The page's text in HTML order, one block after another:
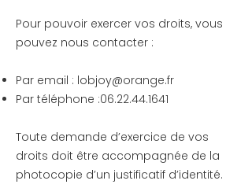
Pour pouvoir exercer vos droits, vous
pouvez nous contacter :
Par email : lobjoy@orange.fr
Par téléphone :06.22.44.1641
Toute demande d’exercice de vos
droits doit être accompagnée de la
photocopie d’un justificatif d’identité.